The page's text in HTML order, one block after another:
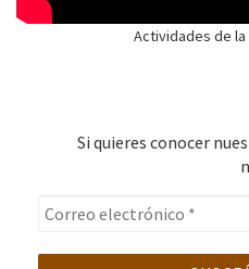
Actividades de la
Si quieres conocer